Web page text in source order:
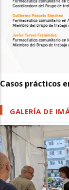
Casos prácticos
GALERÍA DE